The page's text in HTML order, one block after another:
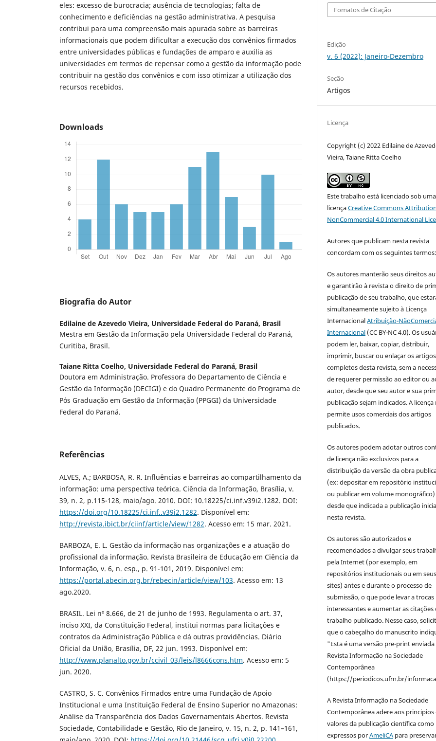
eles: excesso de burocracia; ausência de tecnologias; falta de
conhecimento e deficiências na gestão administrativa. A pesquisa
contribui para uma compreensão mais apurada sobre as barreiras
informacionais que podem dificultar a execução dos convênios firmados
entre universidades públicas e fundações de amparo e auxilia as
universidades em termos de repensar como a gestão da informação pode
contribuir na gestão dos convênios e com isso otimizar a utilização dos
recursos recebidos.
Downloads
Biografia do Autor
Edilaine de Azevedo Vieira, Universidade Federal do Paraná, Brasil
Mestra em Gestão da Informação pela Universidade Federal do Paraná,
Curitiba, Brasil.
Taiane Ritta Coelho, Universidade Federal do Paraná, Brasil
Doutora em Administração. Professora do Departamento de Ciência e
Gestão da Informação (DECIGI) e do Quadro Permanente do Programa de
Pós Graduação em Gestão da Informação (PPGGI) da Universidade
Federal do Paraná.
Referências
ALVES, A.; BARBOSA, R. R. Influências e barreiras ao compartilhamento da
informação: uma perspectiva teórica. Ciência da Informação, Brasília, v.
39, n. 2, p.115-128, maio/ago. 2010. DOI: 10.18225/ci.inf.v39i2.1282. DOI:
https://doi.org/10.18225/ci.inf..v39i2.1282. Disponível em:
http://revista.ibict.br/ciinf/article/view/1282. Acesso em: 15 mar. 2021.
BARBOZA, E. L. Gestão da informação nas organizações e a atuação do
profissional da informação. Revista Brasileira de Educação em Ciência da
Informação, v. 6, n. esp., p. 91-101, 2019. Disponível em:
https://portal.abecin.org.br/rebecin/article/view/103. Acesso em: 13
ago.2020.
BRASIL. Lei nº 8.666, de 21 de junho de 1993. Regulamenta o art. 37,
inciso XXI, da Constituição Federal, institui normas para licitações e
contratos da Administração Pública e dá outras providências. Diário
Oficial da União, Brasília, DF, 22 jun. 1993. Disponível em:
http://www.planalto.gov.br/ccivil_03/leis/l8666cons.htm. Acesso em: 5
jun. 2020.
CASTRO, S. C. Convênios Firmados entre uma Fundação de Apoio
Institucional e uma Instituição Federal de Ensino Superior no Amazonas:
Análise da Transparência dos Dados Governamentais Abertos. Revista
Sociedade, Contabilidade e Gestão, Rio de Janeiro, v. 15, n. 2, p. 141–161,
Fomatos de Citação
Edição
v. 6 (2022): Janeiro-Dezembro
Seção
Artigos
Licença
Copyright (c) 2022 Edilaine de
Vieira, Taiane Ritta Coelho
Este trabalho está licenciado sob uma
licençaCreative Commons
NonCommercial 4.0 International
Autores que publicam nesta revista
concordam com os seguintes termos:
Os autores manterão seus direitos
e garantirão à revista o direito de
publicação de seu trabalho, que
simultaneamente sujeito à Licença
InternacionalAtribuição-
Internacional (CC BY-NC 4.0). Os
podem ler, baixar, copiar, distribuir,
imprimir, buscar ou enlaçar os artigos
completos desta revista, sem a
de requerer permissão ao editor ou
autor, desde que seu autor e sua
publicação sejam indicados. A licença
permite usos comerciais dos artigos
publicados.
Os autores podem adotar outros
de licença não exclusivos para a
distribuição da versão da obra
(ex: depositar em repositório
ou publicar em volume monográfico)
desde que indicada a publicação
nesta revista.
Os autores são autorizados e
recomendados a divulgar seus
pela Internet (por exemplo, em
repositórios institucionais ou em seus
sites) antes e durante o processo de
submissão, o que pode levar a trocas
interessantes e aumentar as citações
trabalho publicado. Nesse caso,
que o cabeçalho do manuscrito
"Esta é uma versão pre-print enviada
Revista Informação na Sociedade
Contemporânea
(https://periodicos.ufrn.br/
A Revista Informação na Sociedade
Contemporânea adere aos principios
valores da publicação científica como
expressos porAmeliCApara